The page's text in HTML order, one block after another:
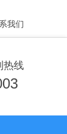
我们
热线